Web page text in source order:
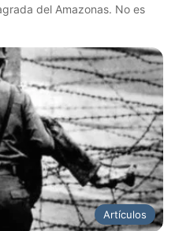
del Amazonas. No es
Artículos